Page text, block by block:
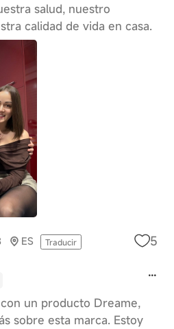
salud, nuestro
calidad de vida en casa.
ES Traducir 5
un producto Dreame,
sobre esta marca. Estoy